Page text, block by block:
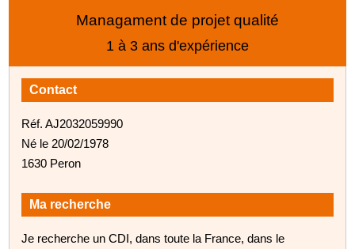
Managament de projet qualité
1 à 3 ans d'expérience
Contact
Réf. AJ2032059990
Né le 20/02/1978
1630 Peron
Ma recherche
Je recherche un CDI, dans toute la France, dans le